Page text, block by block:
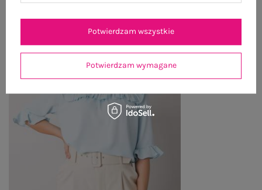
Potwierdzam wymagane
Potwierdzam wszystkie